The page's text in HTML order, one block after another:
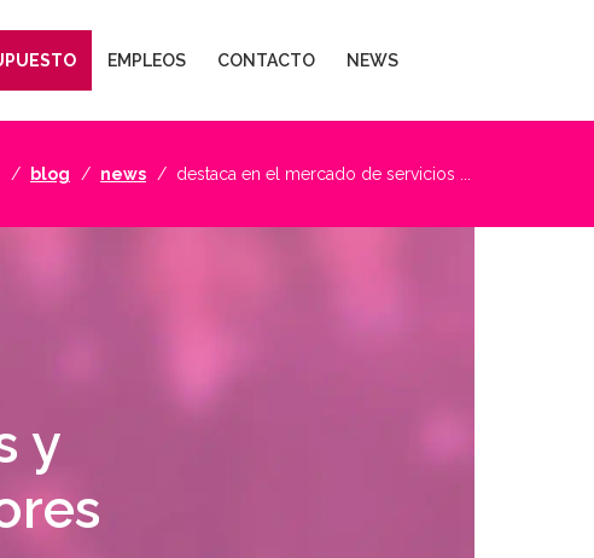
EMPLEOS CONTACTO NEWS
blog news destaca en el mercado de servicios ...
y